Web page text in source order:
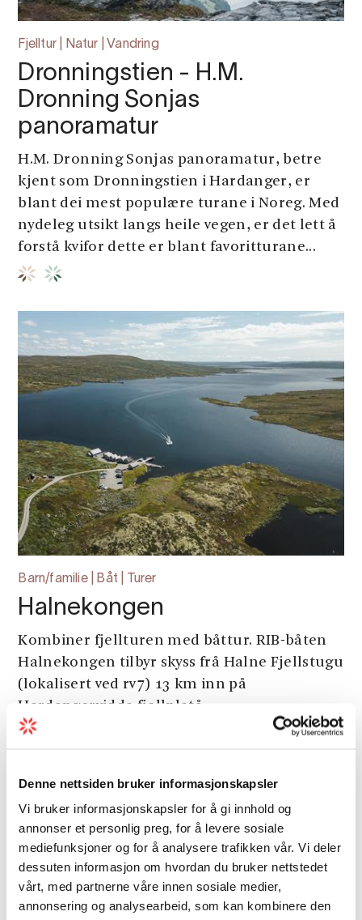
Denne nettsiden bruker informasjonskapsler
Vi bruker informasjonskapsler for å gi innhold og
annonser et personlig preg, for å levere sosiale
mediefunksjoner og for å analysere trafikken vår. Vi deler
dessuten informasjon om hvordan du bruker nettstedet
vårt, med partnerne våre innen sosiale medier,
annonsering og analysearbeid, som kan kombinere den
Fjelltur | Natur | Vandring
Dronningstien - H.M.
Dronning Sonjas
panoramatur
H.M. Dronning Sonjas panoramatur, betre
kjent som Dronningstien i Hardanger, er
blant dei mest populære turane i Noreg. Med
nydeleg utsikt langs heile vegen, er det lett å
forstå kvifor dette er blant favoritturane...
Barn/familie | Båt | Turer
Halnekongen
Kombiner fjellturen med båttur. RIB-båten
Halnekongen tilbyr skyss frå Halne Fjellstugu
(lokalisert ved rv7) 13 km inn på
Hardangervidda fjellplatå.